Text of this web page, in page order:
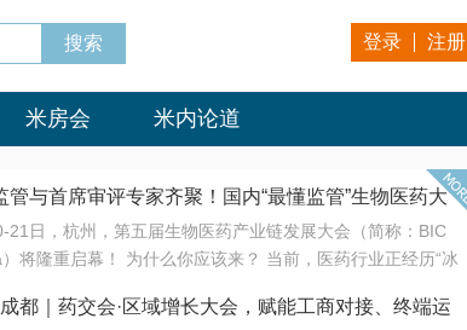
登录 注册
米房会 米内论道
管与首席审评专家齐聚！国内“最懂监管”生物医药大
开幕！
21日，杭州，第五届生物医药产业链发展大会（简称：BIC
将隆重启幕！ 为什么你应该来？ 当前，医药行业正经历“冰
新定义研发效率；另一端是创新药“最后一公里”的支付与入院
都｜药交会·区域增长大会，赋能工商对接、终端运